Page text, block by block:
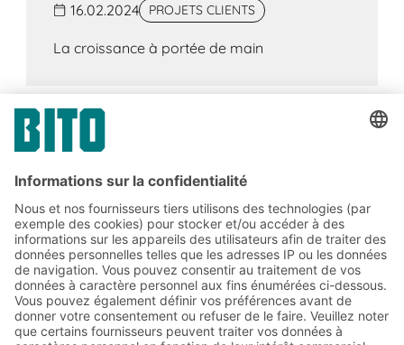
16.02.2024 PROJETS CLIENTS
La croissance à portée de main
Abonnez-vous à la lettre
d'information de BITO :
Actualités de l'entrepôt et de
la logistique